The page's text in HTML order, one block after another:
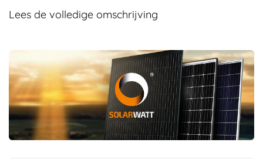
Lees de volledige omschrijving